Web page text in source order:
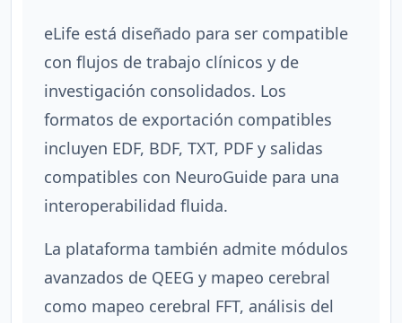
eLife está diseñado para ser compatible
con flujos de trabajo clínicos y de
investigación consolidados. Los
formatos de exportación compatibles
incluyen EDF, BDF, TXT, PDF y salidas
compatibles con NeuroGuide para una
interoperabilidad fluida.
La plataforma también admite módulos
avanzados de QEEG y mapeo cerebral
como mapeo cerebral FFT, análisis del